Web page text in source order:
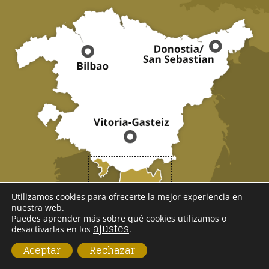
SOMOS
Utilizamos cookies para ofrecerte la mejor experiencia en
nuestra web.
Puedes aprender más sobre qué cookies utilizamos o
desactivarlas en los ajustes.
Aceptar Rechazar